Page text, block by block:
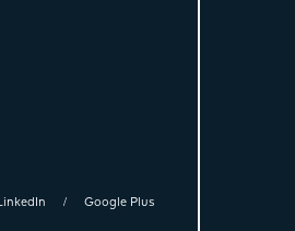
LinkedIn Google Plus